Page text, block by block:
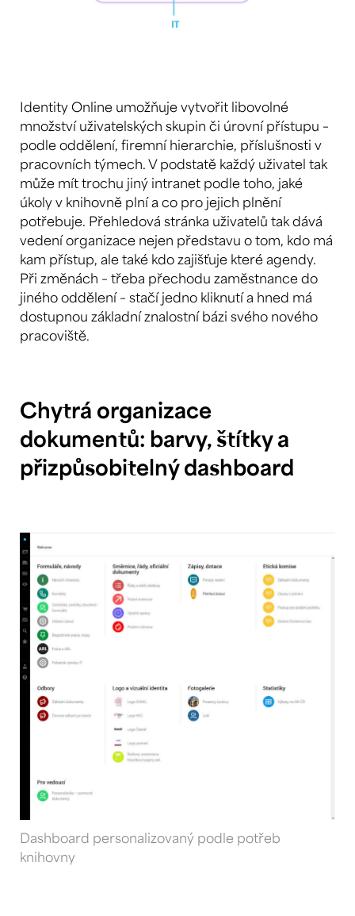
Identity Online umožňuje vytvořit libovolné
množství uživatelských skupin či úrovní přístupu –
podle oddělení, firemní hierarchie, příslušnosti v
pracovních týmech. V podstatě každý uživatel tak
může mít trochu jiný intranet podle toho, jaké
úkoly v knihovně plní a co pro jejich plnění
potřebuje. Přehledová stránka uživatelů tak dává
vedení organizace nejen představu o tom, kdo má
kam přístup, ale také kdo zajišťuje které agendy.
Při změnách – třeba přechodu zaměstnance do
jiného oddělení – stačí jedno kliknutí a hned má
dostupnou základní znalostní bázi svého nového
pracoviště.
Chytrá organizace
dokumentů: barvy, štítky a
přizpůsobitelný dashboard
Dashboard personalizovaný podle potřeb
knihovny